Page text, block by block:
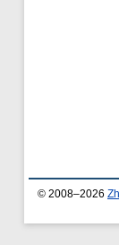
© 2008–2026